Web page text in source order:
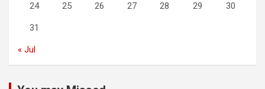
24 25 26 27 28 29 30
31
« Jul